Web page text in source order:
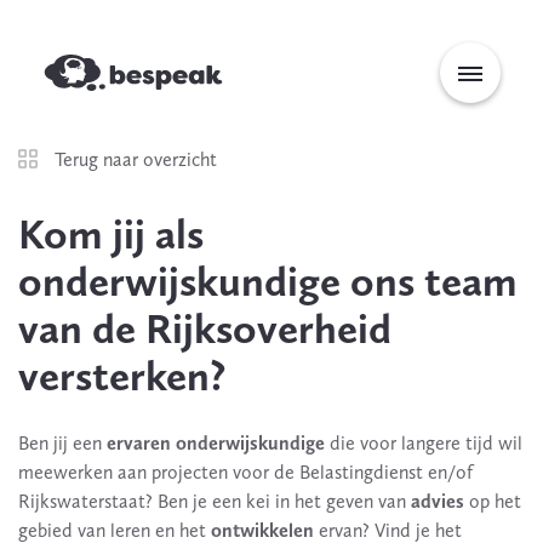
Terug naar overzicht
Kom jij als
onderwijskundige ons team
van de Rijksoverheid
versterken?
Ben jij een ervaren onderwijskundige die voor langere tijd wil
meewerken aan projecten voor de Belastingdienst en/of
Rijkswaterstaat? Ben je een kei in het geven van advies op het
gebied van leren en het ontwikkelen ervan? Vind je het